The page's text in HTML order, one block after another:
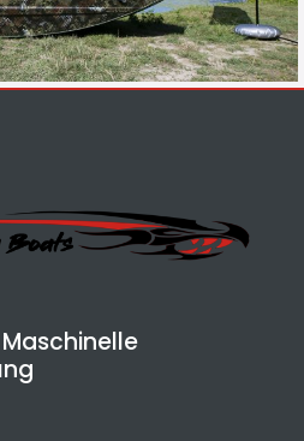
Maschinelle